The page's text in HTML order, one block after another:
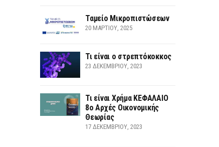
Ταμείο Μικροπιστώσεων
20 ΜΑΡΤΊΟΥ, 2025
Τι είναι ο στρεπτόκοκκος
23 ΔΕΚΕΜΒΡΊΟΥ, 2023
Τι είναι Χρήμα ΚΕΦΑΛΑΙΟ
8ο Αρχές Οικονομικής
Θεωρίας
17 ΔΕΚΕΜΒΡΊΟΥ, 2023